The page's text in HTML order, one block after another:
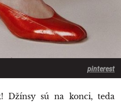
pinterest
Džínsy sú na konci, teda